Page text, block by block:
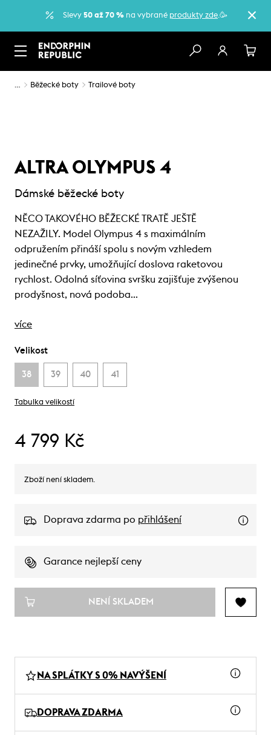
Slevy 50 až 70 % na vybrané produkty zde.🥳
… Běžecké boty Trailové boty
ALTRA OLYMPUS 4
Dámské běžecké boty
NĚCO TAKOVÉHO BĚŽECKÉ TRATĚ JEŠTĚ
NEZAŽILY. Model Olympus 4 s maximálním
odpružením přináší spolu s novým vzhledem
jedinečné prvky, umožňující doslova raketovou
rychlost. Odolná síťovina svršku zajišťuje zvýšenou
prodyšnost, nová podoba…
více
Velikost
38 39 40 41
Tabulka velikostí
4 799 Kč
Zboží není skladem.
Doprava zdarma po přihlášení
Garance nejlepší ceny
NENÍ SKLADEM
NA SPLÁTKY S 0% NAVÝŠENÍ
DOPRAVA ZDARMA